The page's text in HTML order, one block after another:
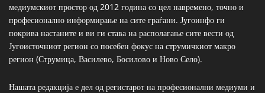
медиумскиот простор од 2012 година со цел навремено, точно и
професионално информирање на сите граѓани. Југоинфо ги
покрива настаните и ви ги става на располагање сите вести од
Југоисточниот регион со посебен фокус на струмичкиот макро
регион (Струмица, Василево, Босилово и Ново Село).
Нашата редакција е дел од регистарот на професионални медиуми и